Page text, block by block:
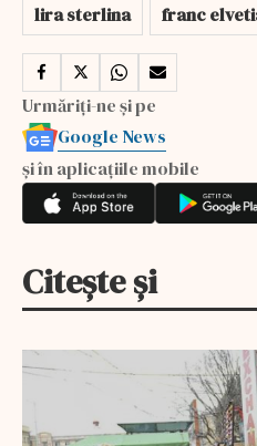
lira sterlina
franc
Urmăriți-ne și pe
Google News
și în aplicațiile mobile
Citește și